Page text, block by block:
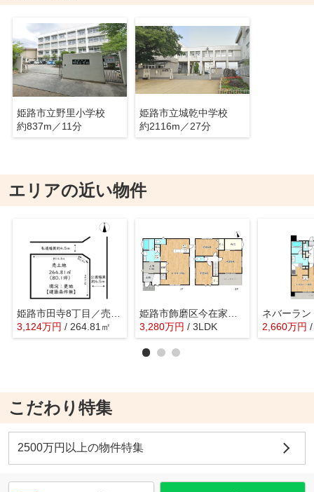
姫路市立野里小学校
約837m／11分
姫路市立城乾中学校
約2116m／27分
エリアの近い物件
3,124万円 / 264.81㎡
3,280万円 / 3LDK 2,660万円
こだわり特集
2500万円以上の物件特集